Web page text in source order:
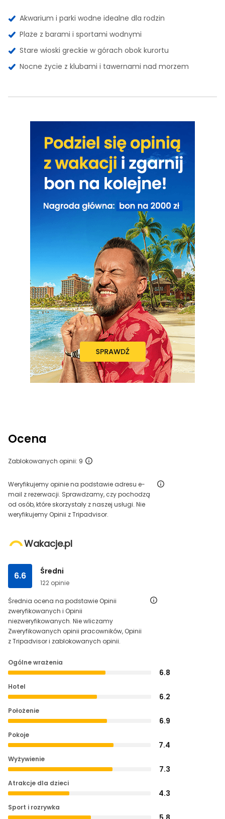
Akwarium i parki wodne idealne dla rodzin
Plaże z barami i sportami wodnymi
Stare wioski greckie w górach obok kurortu
Nocne życie z klubami i tawernami nad morzem
Ocena
Zablokowanych opinii: 9
Weryfikujemy opinie na podstawie adresu e-
mail z rezerwacji. Sprawdzamy, czy pochodzą
od osób, które skorzystały z naszej usługi. Nie
weryfikujemy Opinii z Tripadvisor.
Wakacje.pl
6.6 Średni
122 opinie
Średnia ocena na podstawie Opinii
zweryfikowanych i Opinii
niezweryfikowanych. Nie wliczamy
Zweryfikowanych opinii pracowników, Opinii
z Tripadvisor i zablokowanych opinii.
Ogólne wrażenia
6.8
Hotel
6.2
Położenie
6.9
Pokoje
7.4
Wyżywienie
7.3
Atrakcje dla dzieci
4.3
Sport i rozrywka